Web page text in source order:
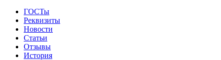
ГОСТы
Реквизиты
Новости
Статьи
Отзывы
История